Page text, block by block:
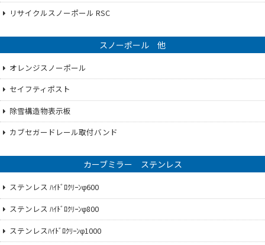
リサイクルスノーポール RSC
スノーポール 他
オレンジスノーポール
セイフティポスト
除雪構造物表示板
カブセガードレール取付バンド
カーブミラー ステンレス
ステンレス ﾊｲﾄﾞﾛｸﾘｰﾝφ600
ステンレス ﾊｲﾄﾞﾛｸﾘｰﾝφ800
ステンレスﾊｲﾄﾞﾛｸﾘｰﾝφ1000